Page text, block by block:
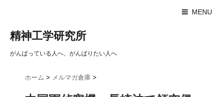
MENU
精神工学研究所
がんばっている人へ、がんばりたい人へ
ホーム > メルマガ倉庫 >